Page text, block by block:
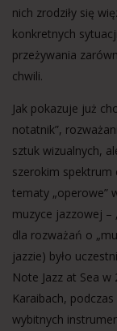
nich zrodziły się
konkretnych
przeżywania
chwili.
Jak pokazuje już
notatnik”,
sztuk wizualnych,
szerokim
tematy „operowe”
muzyce jazzowej –
dla rozważań o
jazzie) było
Note Jazz at Sea
Karaibach,
wybitnych